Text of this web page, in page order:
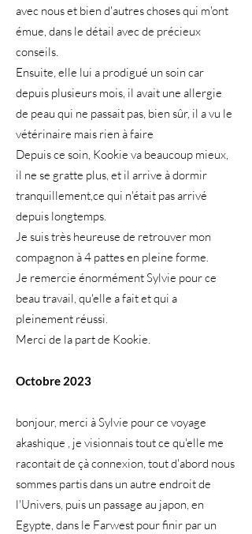
avec nous et bien d'autres choses qui m'ont
émue, dans le détail avec de précieux
conseils.
Ensuite, elle lui a prodigué un soin car
depuis plusieurs mois, il avait une allergie
de peau qui ne passait pas, bien sûr, il a vu le
vétérinaire mais rien à faire
Depuis ce soin, Kookie va beaucoup mieux,
il ne se gratte plus, et il arrive à dormir
tranquillement,ce qui n'était pas arrivé
depuis longtemps.
Je suis très heureuse de retrouver mon
compagnon à 4 pattes en pleine forme.
Je remercie énormément Sylvie pour ce
beau travail, qu'elle a fait et qui a
pleinement réussi.
Merci de la part de Kookie.
Octobre 2023
bonjour, merci à Sylvie pour ce voyage
akashique , je visionnais tout ce qu'elle me
racontait de çà connexion, tout d'abord nous
sommes partis dans un autre endroit de
l'Univers, puis un passage au japon, en
Egypte, dans le Farwest pour finir par un